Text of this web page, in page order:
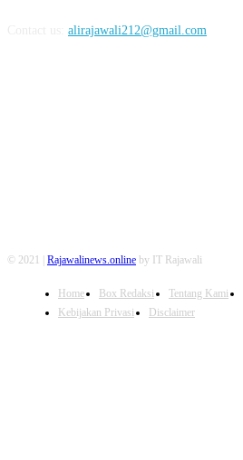
alirajawali212@gmail.com
© 2021 | Rajawalinews.online by IT Rajawali
Home Box Redaksi Tentang Kami
Kebijakan Privasi
Disclaimer